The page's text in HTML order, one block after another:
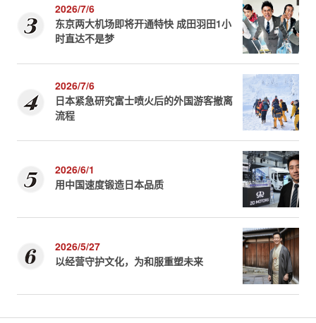
2026/7/6
东京两大机场即将开通特快 成田羽田1小
时直达不是梦
2026/7/6
日本紧急研究富士喷火后的外国游客撤离
流程
2026/6/1
用中国速度锻造日本品质
2026/5/27
以经营守护文化，为和服重塑未来